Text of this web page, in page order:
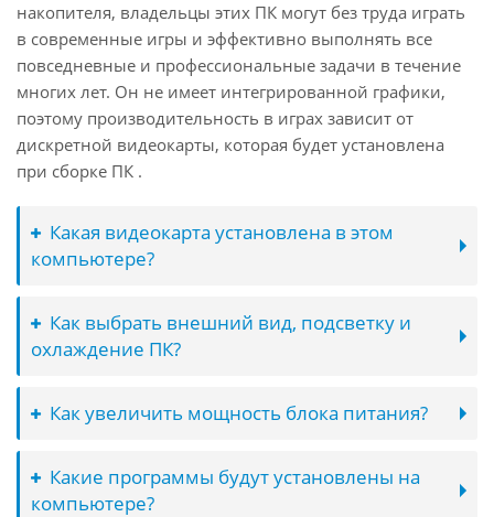
накопителя, владельцы этих ПК могут без труда играть
в современные игры и эффективно выполнять все
повседневные и профессиональные задачи в течение
многих лет. Он не имеет интегрированной графики,
поэтому производительность в играх зависит от
дискретной видеокарты, которая будет установлена
при сборке ПК .
Какая видеокарта установлена в этом
компьютере?
Как выбрать внешний вид, подсветку и
охлаждение ПК?
Как увеличить мощность блока питания?
Какие программы будут установлены на
компьютере?